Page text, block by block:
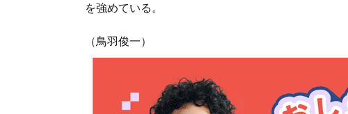
を強めている。
（鳥羽俊一）